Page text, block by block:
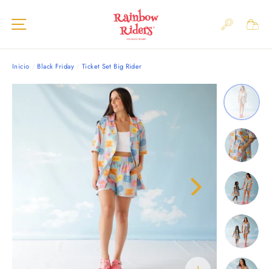
directamente
contenido
Inicio / Black Friday / Ticket Set Big Rider